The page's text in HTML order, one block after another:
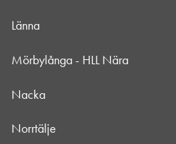
Länna
Mörbylånga - HLL Nära
Nacka
Norrtälje